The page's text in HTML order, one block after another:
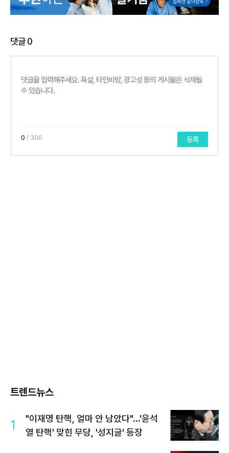
댓글0
0 / 300 등록
트렌드뉴스
1
"이재명 탄핵, 얼마 안 남았다"...'윤석
열 탄핵' 맞힌 무당, '성지글' 등장